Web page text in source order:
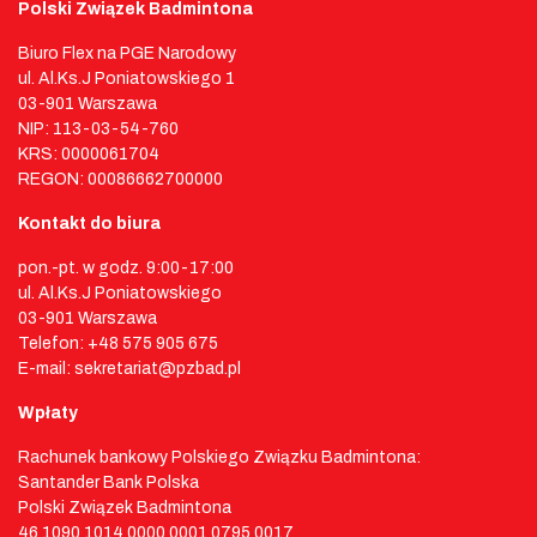
Polski Związek Badmintona
Biuro Flex na PGE Narodowy
ul. Al.Ks.J Poniatowskiego 1
03-901 Warszawa
NIP: 113-03-54-760
KRS: 0000061704
REGON: 00086662700000
Kontakt do biura
pon.-pt. w godz. 9:00-17:00
ul. Al.Ks.J Poniatowskiego
03-901 Warszawa
Telefon: +48 575 905 675
E-mail: sekretariat@pzbad.pl
Wpłaty
Rachunek bankowy Polskiego Związku Badmintona:
Santander Bank Polska
Polski Związek Badmintona
46 1090 1014 0000 0001 0795 0017